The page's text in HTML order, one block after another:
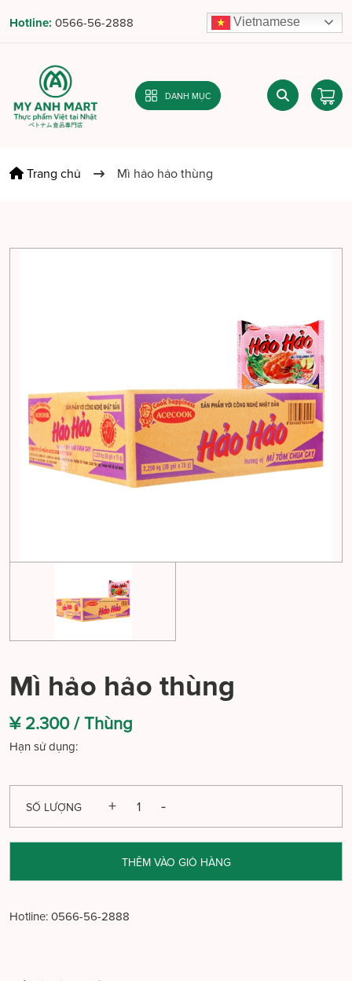
Hotline: 0566-56-2888 Vietnamese
DANH MỤC
Trang chủ Mì hảo hảo thùng
Mì hảo hảo thùng
¥ 2.300 /Thùng
Hạn sử dụng:
SỐ LƯỢNG
THÊM VÀO GIỎ HÀNG
Hotline: 0566-56-2888